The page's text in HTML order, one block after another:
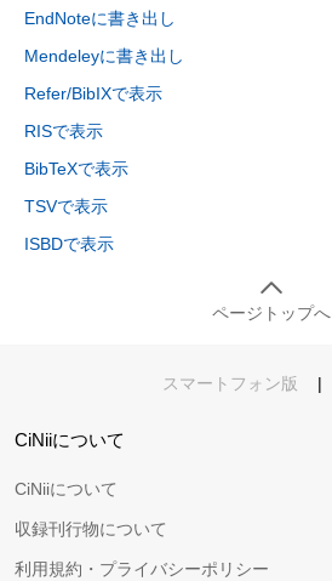
EndNoteに書き出し
Mendeleyに書き出し
Refer/BibIXで表示
RISで表示
BibTeXで表示
TSVで表示
ISBDで表示
ページトップへ
スマートフォン版 |
CiNiiについて
CiNiiについて
収録刊行物について
利用規約・プライバシーポリシー